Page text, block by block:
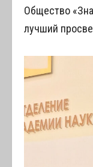
Общество
лучший